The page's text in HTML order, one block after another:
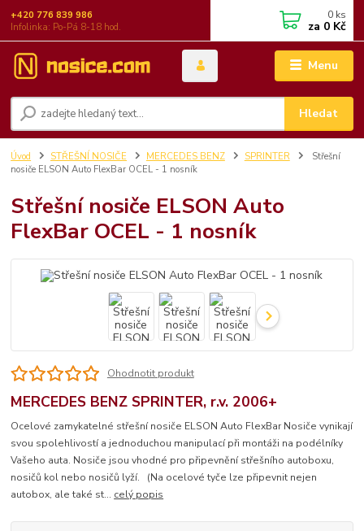
Menu
Hledat
+420 776 839 986
Infolinka: Po-Pá 8-18 hod.
0 ks
za 0 Kč
Úvod STŘEŠNÍ NOSIČE MERCEDES BENZ SPRINTER
Střešní
nosiče ELSON Auto FlexBar OCEL - 1 nosník
Střešní nosiče ELSON Auto
FlexBar OCEL - 1 nosník
Ohodnotit produkt
MERCEDES BENZ SPRINTER, r.v. 2006+
Ocelové zamykatelné střešní nosiče ELSON Auto FlexBar Nosiče vynikají
svou spolehlivostí a jednoduchou manipulací při montáži na podélníky
Vašeho auta. Nosiče jsou vhodné pro připevnění střešního autoboxu,
nosičů kol nebo nosičů lyží. (Na ocelové tyče lze připevnit nejen
autobox, ale také st... celý popis